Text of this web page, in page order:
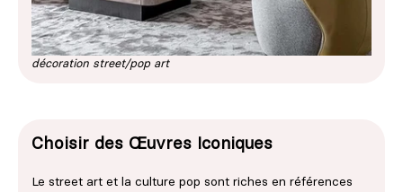
décoration street/pop art
Choisir des Œuvres Iconiques
Le street art et la culture pop sont riches en références